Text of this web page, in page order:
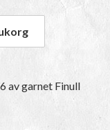
mängd
av garnet Finull